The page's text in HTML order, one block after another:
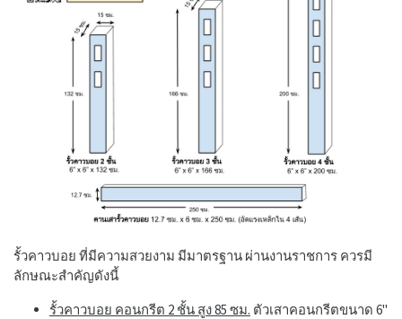
รั้วคาวบอย ที่มีความสวยงาม มีมาตรฐาน ผ่านงานราชการ ควรมี
ลักษณะสำคัญดังนี้
รั้วคาวบอย คอนกรีต 2 ชั้น สูง 85 ซม. ตัวเสาคอนกรีตขนาด 6"